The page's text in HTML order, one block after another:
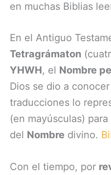
en muchas Biblias
En el Antiguo
Tetragrámaton
YHWH, el Nombre
Dios se dio a
traducciones lo
(en mayúsculas)
del Nombre divino.
Con el tiempo, por